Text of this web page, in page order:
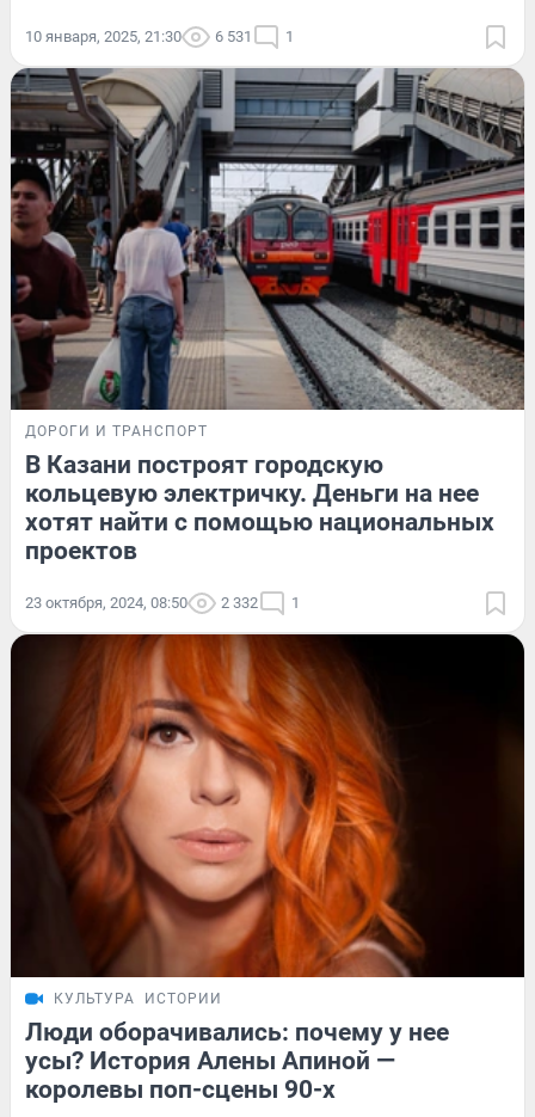
10 января, 2025, 21:30 6 531 1
ДОРОГИ И ТРАНСПОРТ
В Казани построят городскую
кольцевую электричку. Деньги на нее
хотят найти с помощью национальных
проектов
23 октября, 2024, 08:50 2 332 1
КУЛЬТУРА ИСТОРИИ
Люди оборачивались: почему у нее
усы? История Алены Апиной —
королевы поп-сцены 90-х